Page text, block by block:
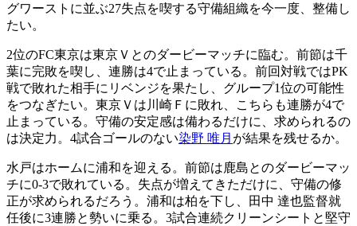
グワーストに並ぶ27失点を喫する守備組織を今一度、整備し
たい。
2位のFC東京は東京Ｖとのダービーマッチに臨む。前節は千
葉に完敗を喫し、連勝は4で止まっている。前回対戦ではPK
戦で敗れた相手にリベンジを果たし、グループ1位の可能性
をつなぎたい。東京Ｖは川崎Ｆに敗れ、こちらも連勝が4で
止まっている。守備の安定感は備わるだけに、求められるの
は決定力。4試合ゴールのない染野 唯月 が結果を残せるか。
水戸はホームに浦和を迎える。前節は鹿島とのダービーマッ
チに0-3で敗れている。失点が増えてきただけに、守備の修
正が求められるだろう。浦和は柏を下し、田中 達也監督就
任後に3連勝と勢いに乗る。3試合連続クリーンシートと堅守